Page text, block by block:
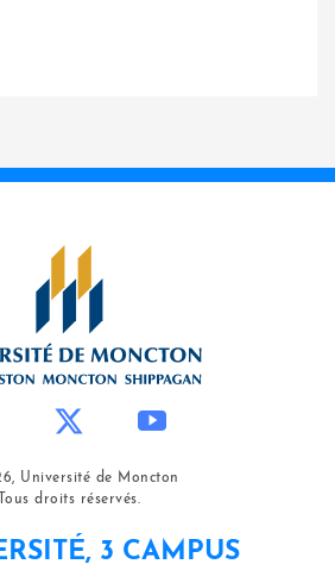
Université de Moncton
Tous droits réservés.
3 CAMPUS